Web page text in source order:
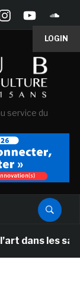
LOGIN
service du
les salles